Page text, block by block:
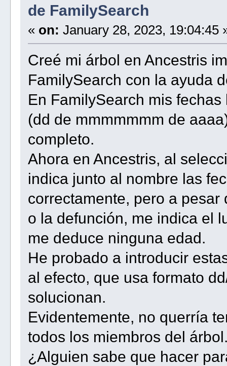
de FamilySearch
« on: January 28, 2023, 19:04:45
Creé mi árbol en Ancestris
FamilySearch con la ayuda
En FamilySearch mis
(dd de mmmmmmm de
completo.
Ahora en Ancestris, al
indica junto al nombre las
correctamente, pero a
o la defunción, me indica el
me deduce ninguna edad.
He probado a introducir
al efecto, que usa formato
solucionan.
Evidentemente, no querría
todos los miembros del
¿Alguien sabe que hacer